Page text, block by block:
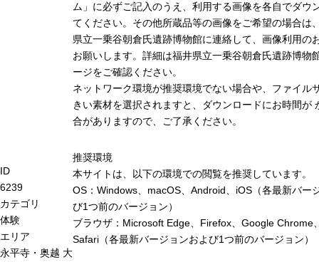
ID
6239
カテゴリ
体験
エリア
永平寺・奥越 大
ム」に必ずご記入のうえ、利用する画像を各自でダウ
てください。その他所蔵品等の画像をご希望の場合は
県立一乗谷朝倉氏遺跡博物館に連絡して、画像利用の
お願いします。詳細は福井県立一乗谷朝倉氏遺跡博物
ージをご確認ください。
ネットワーク環境が推奨環境でない場合や、ファイル
きい素材を選択されますと、ダウンロードにお時間が
合がありますので、ご了承ください。
推奨環境
本サイトは、以下の環境での閲覧を推奨しています。
OS：Windows、macOS、Android、iOS（各最新バー
び1つ前のバージョン）
ブラウザ：Microsoft Edge、Firefox、Google Chrome
Safari（各最新バージョンおよび1つ前のバージョン）